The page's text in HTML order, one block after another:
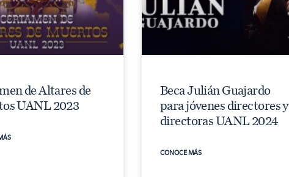
de Altares de
UANL 2023
Beca Julián Guajardo
para jóvenes directores y
directoras UANL 2024
CONOCE MÁS